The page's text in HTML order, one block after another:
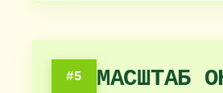
#5
МАСШТАБ